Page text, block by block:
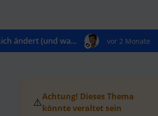
ändert (und wa... vor 2 Monate
⚠️Achtung! Dieses Thema
könnte veraltet sein